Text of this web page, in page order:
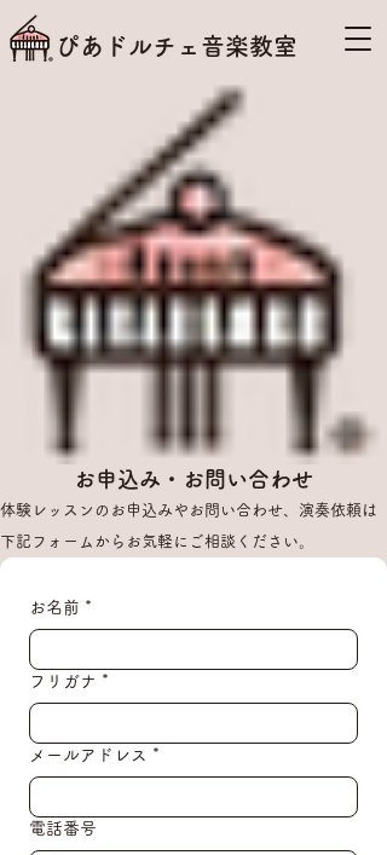
ぴあドルチェ音楽教室
お申込み・お問い合わせ
体験レッスンのお申込みやお問い合わせ、演奏依頼は
下記フォームからお気軽にご相談ください。
お名前 *
フリガナ *
メールアドレス *
電話番号